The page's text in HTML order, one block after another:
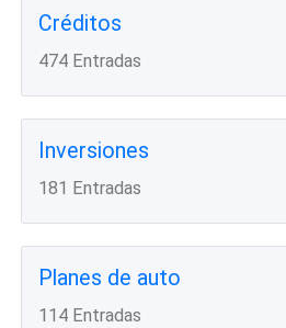
Créditos
474 Entradas
Inversiones
181 Entradas
Planes de auto
114 Entradas